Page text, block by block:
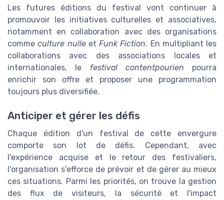
Les futures éditions du festival vont continuer à
promouvoir les initiatives culturelles et associatives,
notamment en collaboration avec des organisations
commeculture nulleet Funk Fiction. En multipliant les
collaborations avec des associations locales et
internationales, le festival contentpourien pourra
enrichir son offre et proposer une programmation
toujours plus diversifiée.
Anticiper et gérer les défis
Chaque édition d'un festival de cette envergure
comporte son lot de défis. Cependant, avec
l'expérience acquise et le retour des festivaliers,
l'organisation s'efforce de prévoir et de gérer au mieux
ces situations. Parmi les priorités, on trouve la gestion
des flux de visiteurs, la sécurité et l'impact